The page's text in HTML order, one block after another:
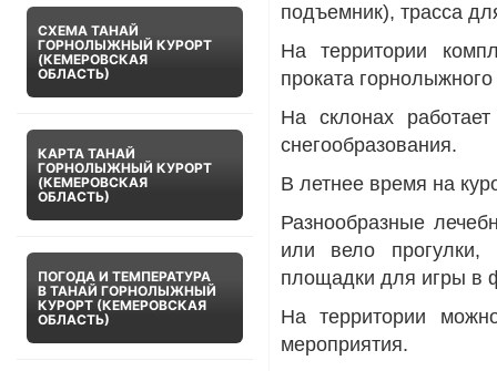
СХЕМА ТАНАЙ
ГОРНОЛЫЖНЫЙ КУРОРТ
(КЕМЕРОВСКАЯ
ОБЛАСТЬ)
КАРТА ТАНАЙ
ГОРНОЛЫЖНЫЙ КУРОРТ
(КЕМЕРОВСКАЯ
ОБЛАСТЬ)
ПОГОДА И ТЕМПЕРАТУРА
В ТАНАЙ ГОРНОЛЫЖНЫЙ
КУРОРТ (КЕМЕРОВСКАЯ
ОБЛАСТЬ)
подъемник), трасса
На территории
проката
На склонах работает
снегообразования.
В летнее время на
Разнообразные
или вело прогулки,
площадки для игры в
На территории
мероприятия.